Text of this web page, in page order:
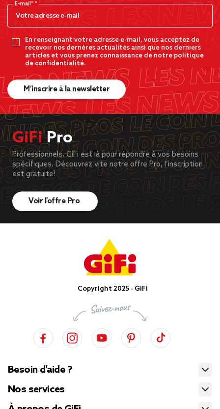
E-mail*
En renseignant votre adresse e-mail, vous acceptez de
recevoir nos dernères actualités ainsi que nos derniers
articles et vous prenez connaissance de notre politique
de confidentialité.
M’inscrire à la newsletter
GiFiPro
Professionnels, GiFi est là pour répondre à vos besoins
spécifiques. Découvrez vite notre offre Pro, l’inscription
est gratuite!
Voir l’offre Pro
Copyright 2025 - GiFi
Besoin d’aide ?
Nos services